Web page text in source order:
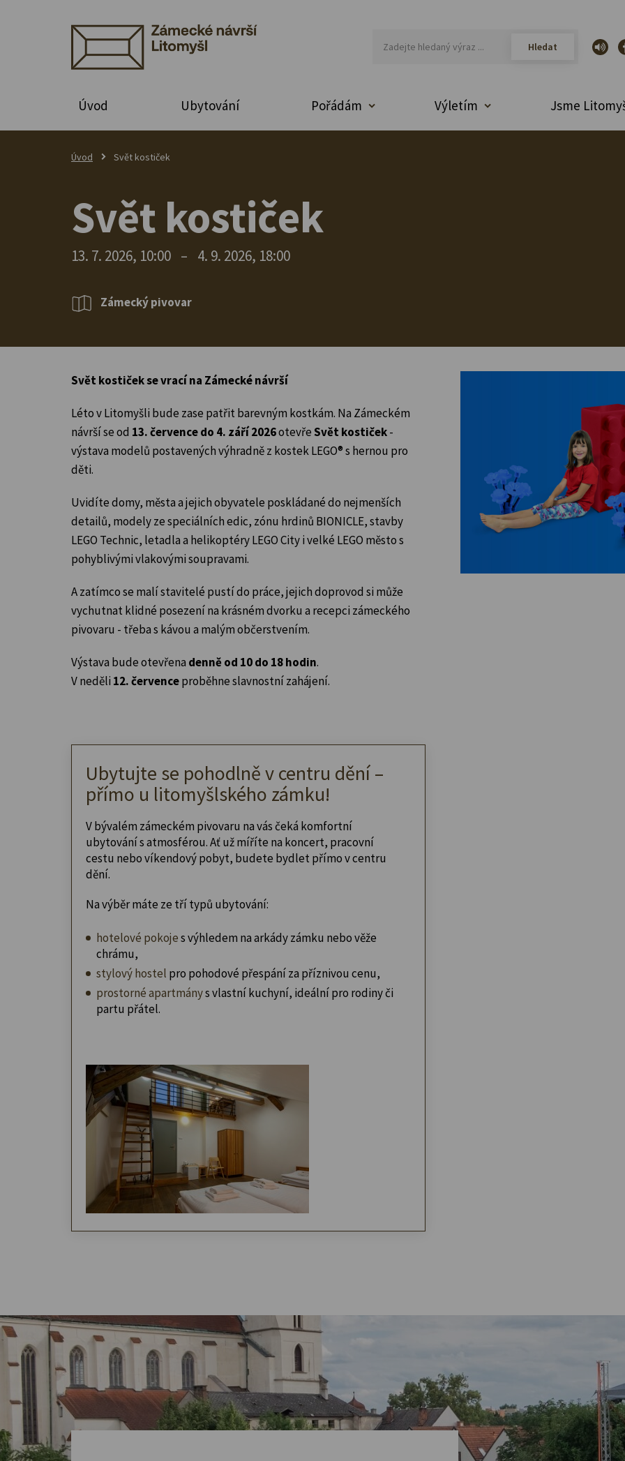
Úvod Ubytování Pořádám Výletím Jsme
Úvod Svět kostiček
Svět kostiček
13. 7. 2026, 10:00 – 4. 9. 2026, 18:00
Zámecký pivovar
Svět kostiček se vrací na Zámecké návrší
Léto v Litomyšli bude zase patřit barevným kostkám. Na Zámeckém
návrší se od 13. července do 4. září 2026otevřeSvět kostiček-
výstava modelů postavených výhradně z kostek LEGO® s hernou pro
děti.
Uvidíte domy, města a jejich obyvatele poskládané do nejmenších
detailů, modely ze speciálních edic, zónu hrdinů BIONICLE, stavby
LEGO Technic, letadla a helikoptéry LEGO City i velké LEGO město s
pohyblivými vlakovými soupravami.
A zatímco se malí stavitelé pustí do práce, jejich doprovod si může
vychutnat klidné posezení na krásném dvorku a recepci zámeckého
pivovaru - třeba s kávou a malým občerstvením.
Výstava bude otevřena denně od 10 do 18 hodin.
V neděli 12. červenceproběhne slavnostní zahájení.
Ubytujte se pohodlně v centru dění –
přímo u litomyšlského zámku!
V bývalém zámeckém pivovaru na vás čeká komfortní
ubytování s atmosférou. Ať už míříte na koncert, pracovní
cestu nebo víkendový pobyt, budete bydlet přímo v centru
dění.
Na výběr máte ze tří typů ubytování:
hotelové pokojes výhledem na arkády zámku nebo věže
chrámu,
stylový hostel pro pohodové přespání za příznivou cenu,
prostorné apartmánys vlastní kuchyní, ideální pro rodiny či
partu přátel.